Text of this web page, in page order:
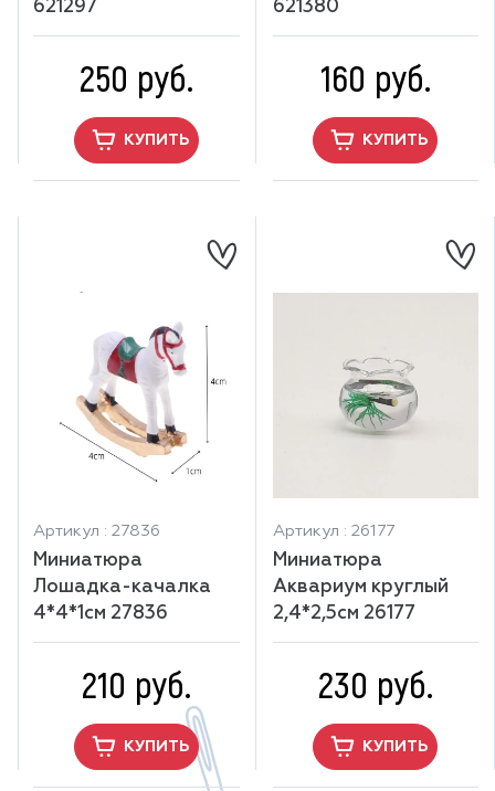
621297
250 руб.
КУПИТЬ
621380
160 руб.
КУПИТЬ
Артикул : 27836
Миниатюра
Лошадка-качалка
4*4*1см 27836
210 руб.
КУПИТЬ
Артикул : 26177
Миниатюра
Аквариум круглый
2,4*2,5см 26177
230 руб.
КУПИТЬ